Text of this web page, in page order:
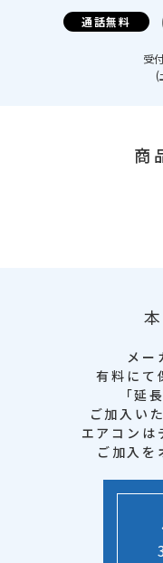
通話無料
受
(
商
メー
有料にて
「延
ご加入い
エアコンは
ご加入を